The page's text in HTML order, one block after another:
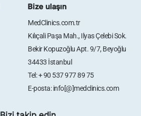
Bize ulaşın
MedClinics.com.tr
Kılıçali Paşa Mah., Ilyas Çelebi Sok.
Bekir Kopuzoğlu Apt. 9/7, Beyoğlu
34433 İstanbul
Tel: + 90 537 977 89 75
E-posta: info[@]medclinics.com